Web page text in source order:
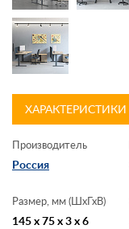
ХАРАКТЕРИСТИКИ
Производитель
Россия
Размер, мм (ШхГхВ)
145 x 75 x 3 x 6